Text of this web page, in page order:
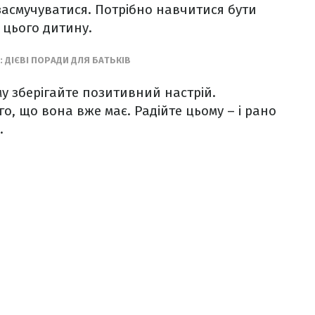
Потрібно навчитися бути
дитину.
ПОРАДИ ДЛЯ БАТЬКІВ
зберігайте позитивний настрій.
що вона вже має. Радійте цьому – і рано